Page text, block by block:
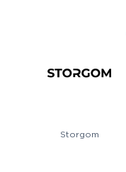
Storgom